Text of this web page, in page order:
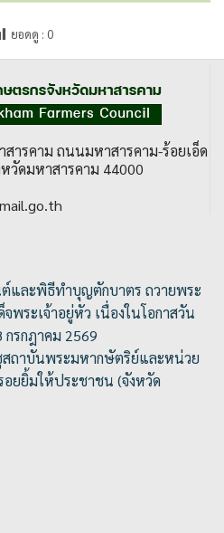
ยอดดู : 0
สารคาม ถนนมหาสารคาม-ร้อยเอ็ด
วัดมหาสารคาม 44000
และพิธีทำบุญตักบาตร ถวายพระ
พระเจ้าอยู่หัว เนื่องในโอกาสวัน
รกฎาคม 2569
สถาบันพระมหากษัตริย์และหน่วย
อยยิ้มให้ประชาชน (จังหวัด